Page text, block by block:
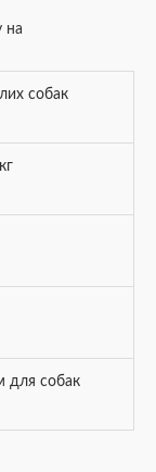
на
собак
для собак